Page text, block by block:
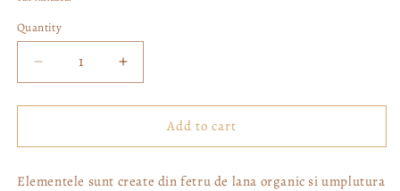
Quantity
Decrease
quantity
for
swan
Increase
quantity
for
swan
Add to cart
Elementele sunt create din fetru de lana organic si umplutura